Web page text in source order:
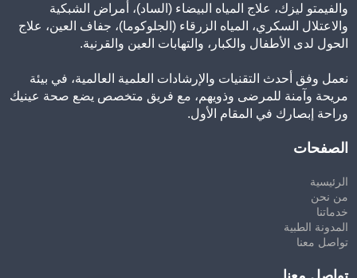
والفيمتو ليزك، علاج المياه البيضاء (الساد)، أمراض الشبكية
والاعتلال السكري، المياه الزرقاء (الجلوكوما)، جفاف العين، علاج
الحول لدى الأطفال والكبار، والتهابات العين والقرنية.
نعمل وفق أحدث التقنيات والإرشادات العلمية العالمية، في بيئة
مريحة وآمنة للمرضى وذويهم، مع فريق متخصص يضع صحة عينيك
وراحة إبصارك في المقام الأول.
الصفحات
الرئيسية
من نحن
خدماتنا
المدونة الطبية
تواصل معنا